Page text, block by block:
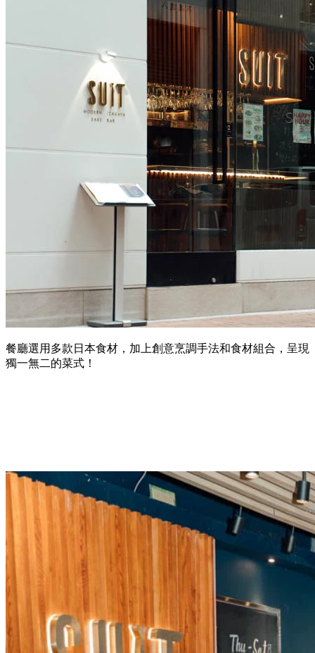
餐廳選用多款日本食材，加上創意烹調手法和食材組合，呈現
獨一無二的菜式 ！